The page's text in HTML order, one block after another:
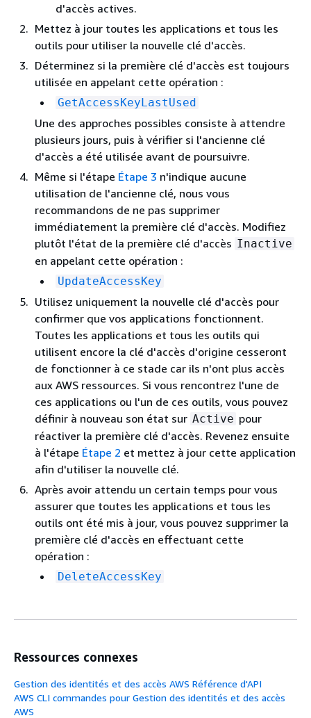
d'accès actives.
Mettez à jour toutes les applications et tous les
outils pour utiliser la nouvelle clé d'accès.
Déterminez si la première clé d'accès est toujours
utilisée en appelant cette opération :
GetAccessKeyLastUsed
Une des approches possibles consiste à attendre
plusieurs jours, puis à vérifier si l'ancienne clé
d'accès a été utilisée avant de poursuivre.
Même si l'étape Étape 3 n'indique aucune
utilisation de l'ancienne clé, nous vous
recommandons de ne pas supprimer
immédiatement la première clé d'accès. Modifiez
plutôt l'état de la première clé d'accès Inactive
en appelant cette opération :
UpdateAccessKey
Utilisez uniquement la nouvelle clé d'accès pour
confirmer que vos applications fonctionnent.
Toutes les applications et tous les outils qui
utilisent encore la clé d'accès d'origine cesseront
de fonctionner à ce stade car ils n'ont plus accès
aux AWS ressources. Si vous rencontrez l'une de
ces applications ou l'un de ces outils, vous pouvez
définir à nouveau son état sur Active pour
réactiver la première clé d'accès. Revenez ensuite
à l'étape Étape 2 et mettez à jour cette application
afin d'utiliser la nouvelle clé.
Après avoir attendu un certain temps pour vous
assurer que toutes les applications et tous les
outils ont été mis à jour, vous pouvez supprimer la
première clé d'accès en effectuant cette
opération :
DeleteAccessKey
Ressources connexes
Gestion des identités et des accès AWS Référence d'API
AWS CLI commandes pour Gestion des identités et des accès
AWS